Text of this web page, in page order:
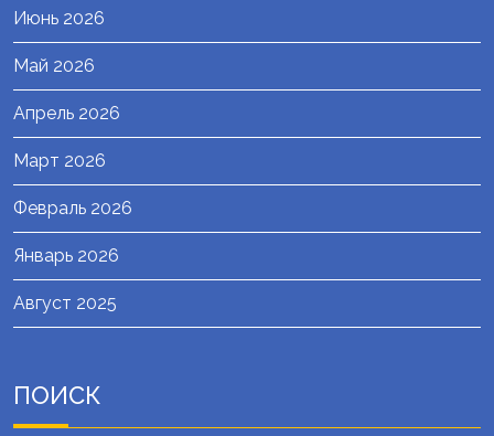
Июнь 2026
Май 2026
Апрель 2026
Март 2026
Февраль 2026
Январь 2026
Август 2025
ПОИСК